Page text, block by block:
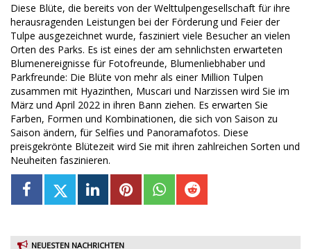
Diese Blüte, die bereits von der Welttulpengesellschaft für ihre
herausragenden Leistungen bei der Förderung und Feier der
Tulpe ausgezeichnet wurde, fasziniert viele Besucher an vielen
Orten des Parks. Es ist eines der am sehnlichsten erwarteten
Blumenereignisse für Fotofreunde, Blumenliebhaber und
Parkfreunde: Die Blüte von mehr als einer Million Tulpen
zusammen mit Hyazinthen, Muscari und Narzissen wird Sie im
März und April 2022 in ihren Bann ziehen. Es erwarten Sie
Farben, Formen und Kombinationen, die sich von Saison zu
Saison ändern, für Selfies und Panoramafotos. Diese
preisgekrönte Blütezeit wird Sie mit ihren zahlreichen Sorten und
Neuheiten faszinieren.
NEUESTEN NACHRICHTEN